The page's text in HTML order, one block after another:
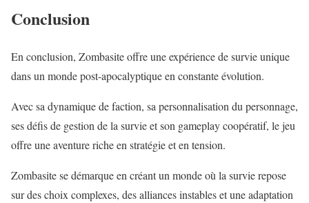
Conclusion
En conclusion, Zombasite offre une expérience de survie unique
dans un monde post-apocalyptique en constante évolution.
Avec sa dynamique de faction, sa personnalisation du personnage,
ses défis de gestion de la survie et son gameplay coopératif, le jeu
offre une aventure riche en stratégie et en tension.
Zombasite se démarque en créant un monde où la survie repose
sur des choix complexes, des alliances instables et une adaptation